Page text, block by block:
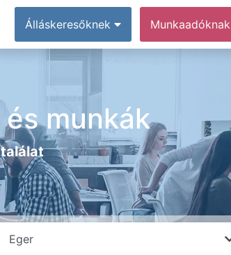
Álláskeresőknek Munkaadóknak
munkák